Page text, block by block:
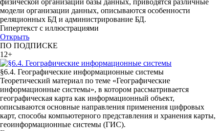
модели организации данных, описываются особенности
реляционных БД и администрирование БД.
Гипертекст с иллюстрациями
Открыть
ПО ПОДПИСКЕ
12+
§6.4. Географические информационные системы
Теоретический материал по теме «Географические
информационные системы», в котором рассматривается
географическая карта как информационный объект,
описываются основные направления применения цифровых
карт, способы компьютерного представления и хранения карты,
геоинформационные системы (ГИС).